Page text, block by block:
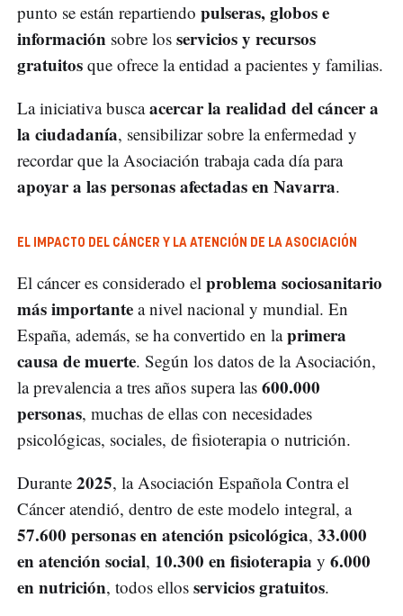
punto se están repartiendo pulseras, globos e
información sobre los servicios y recursos
gratuitos que ofrece la entidad a pacientes y familias.
La iniciativa buscaacercar la realidad del cáncer a
la ciudadanía, sensibilizar sobre la enfermedad y
recordar que la Asociación trabaja cada día para
apoyar a las personas afectadas en Navarra.
EL IMPACTO DEL CÁNCER Y LA ATENCIÓN DE LA ASOCIACIÓN
El cáncer es considerado el problema sociosanitario
más importante a nivel nacional y mundial. En
España, además, se ha convertido en laprimera
causa de muerte. Según los datos de la Asociación,
la prevalencia a tres años supera las 600.000
personas, muchas de ellas con necesidades
psicológicas, sociales, de fisioterapia o nutrición.
Durante 2025, la Asociación Española Contra el
Cáncer atendió, dentro de este modelo integral, a
57.600 personas en atención psicológica, 33.000
en atención social, 10.300 en fisioterapia y 6.000
en nutrición, todos ellos servicios gratuitos.